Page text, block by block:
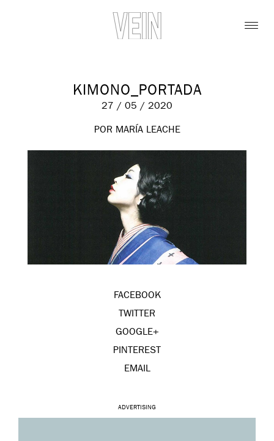
KIMONO_PORTADA
27 / 05 / 2020
POR MARÍA LEACHE
FACEBOOK
TWITTER
GOOGLE+
PINTEREST
EMAIL
ADVERTISING